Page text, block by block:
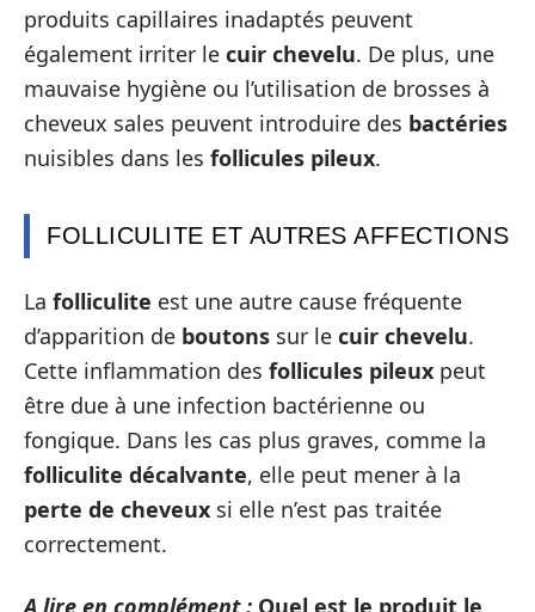
produits capillaires inadaptés peuvent
également irriter le cuir chevelu. De plus, une
mauvaise hygiène ou l’utilisation de brosses à
cheveux sales peuvent introduire des bactéries
nuisibles dans les follicules pileux.
FOLLICULITE ET AUTRES AFFECTIONS
La folliculite est une autre cause fréquente
d’apparition de boutons sur le cuir chevelu.
Cette inflammation des follicules pileux peut
être due à une infection bactérienne ou
fongique. Dans les cas plus graves, comme la
folliculite décalvante, elle peut mener à la
perte de cheveux si elle n’est pas traitée
correctement.
A lire en complément : Quel est le produit le